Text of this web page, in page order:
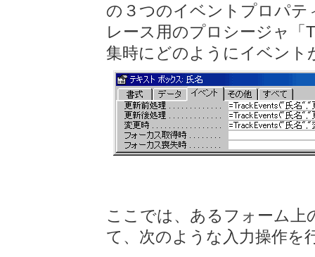
の３つのイベントプロパ
レース用のプロシージャ「
集時にどのようにイベント
ここでは、あるフォーム上
て、次のような入力操作を